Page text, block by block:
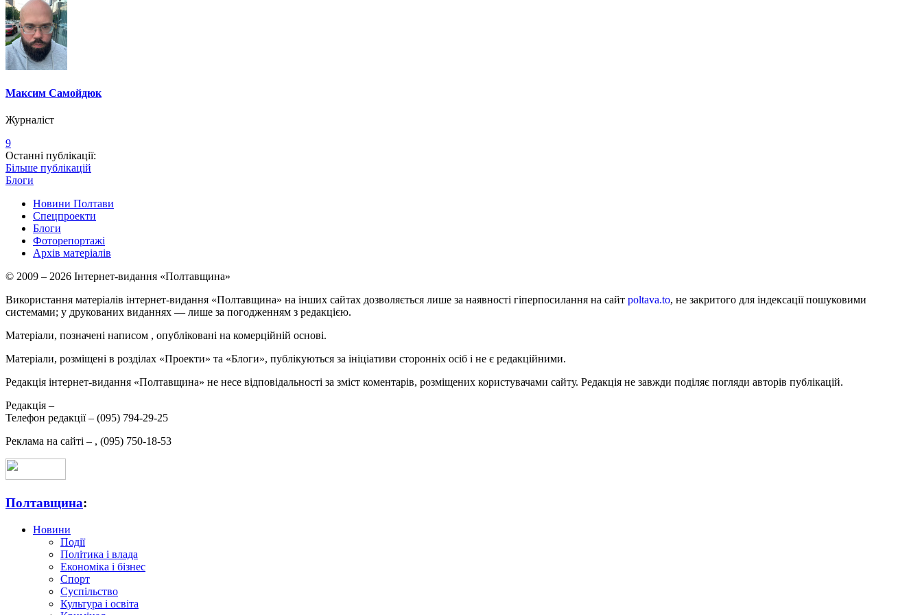
Максим Самойдюк
Журналіст
9
Останні публікації:
Більше публікацій
Блоги
Новини Полтави
Спецпроекти
Блоги
Фоторепортажі
Архів матеріалів
© 2009 – 2026 Інтернет-видання «Полтавщина»
Використання матеріалів інтернет-видання «Полтавщина» на інших сайтах дозволяється лише за наявності гіперпосилання на сайт poltava.to, не закритого для індексації пошуковими
системами; у друкованих виданнях — лише за погодженням з редакцією.
Матеріали, позначені написом , опубліковані на комерційній основі.
Матеріали, розміщені в розділах «Проекти» та «Блоги», публікуються за ініціативи сторонніх осіб і не є редакційними.
Редакція інтернет-видання «Полтавщина» не несе відповідальності за зміст коментарів, розміщених користувачами сайту. Редакція не завжди поділяє погляди авторів публікацій.
Редакція –
Телефон редакції – (095) 794-29-25
Реклама на сайті – , (095) 750-18-53
Полтавщина:
Новини
Події
Політика і влада
Економіка і бізнес
Спорт
Суспільство
Культура і освіта